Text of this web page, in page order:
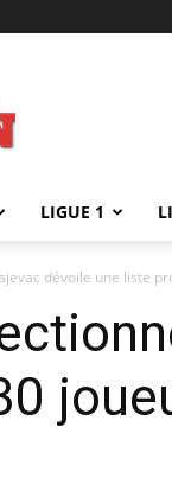
LIGUE 1
dévoile une liste